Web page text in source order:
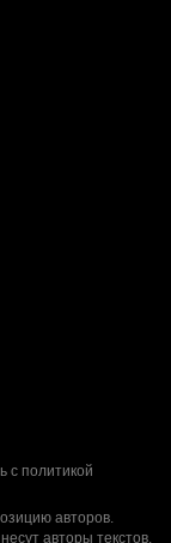
с политикой
авторов.
авторы текстов.